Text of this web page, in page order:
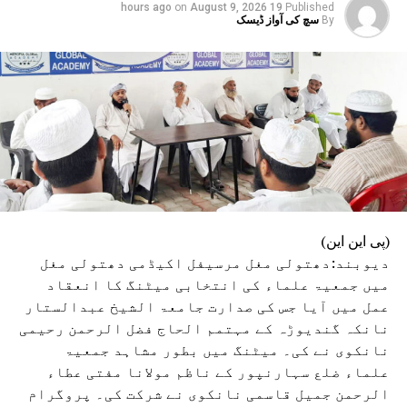
Published
19 hours ago
on August 9, 2026
By سچ کی آواز ڈیسک
(پی این این)
دیوبند:دھتولی مغل مرسیفل اکیڈمی دھتولی مغل
میں جمعیۃ علماء کی انتخابی میٹنگ کا انعقاد
عمل میں آیا جس کی صدارت جامعۃ الشیخ عبدالستار
نانکہ گندیوڑہ کے مہتمم الحاج فضل الرحمن رحیمی
نانکوی نے کی۔ میٹنگ میں بطور مشاہد جمعیۃ
علماء ضلع سہارنپور کے ناظم مولانا مفتی عطاء
الرحمن جمیل قاسمی نانکوی نے شرکت کی۔ پروگرام